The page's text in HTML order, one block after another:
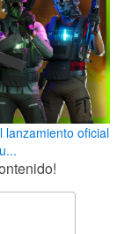
lanzamiento oficial